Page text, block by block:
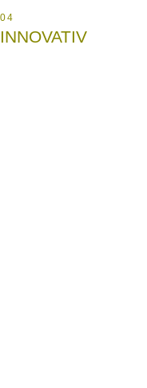
04
INNOVATIV